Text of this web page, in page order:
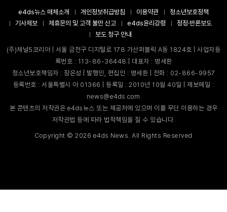
e4ds뉴스 매체소개 개인정보취급방침 이용약관
청소년보호정책
기사제보
제휴문의 및 고객 불만 신고 e4ds윤리강령
정정·반론보도
보도 청구 안내
(주)채널5코리아 | 서울 금천구 디지털로 178 가산퍼블릭 A동 1824호 | 사업자등
록번호 : 113-86-36448 | 대표자 : 명세환
청소년보호책임자 : 장은성 | 발행인, 편집인 : 명세환 | 전화 : 02-866-9957
등록번호 : 서울특별시 아 01366 | 등록일 : 2010년 10월 40일 | 제보메일 :
news@e4ds.com
본 콘텐츠의 저작권은 e4ds뉴스 또는 제공처에 있으며 이를 무단 이용하는 경우
저작권법 등에 따라 법적책임을 질 수 있습니다.
Copyright ©2026 e4ds News. All Rights Reserved